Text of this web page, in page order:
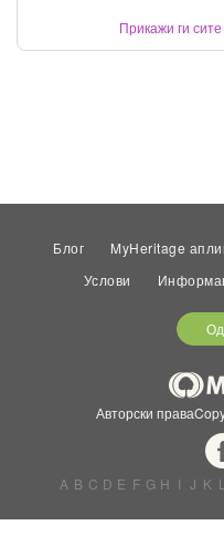
Прикажи ги
Блог MyHeritage
Услови
Авторски
A B C D E F G H I J K L